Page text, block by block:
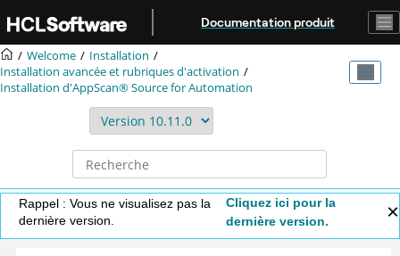
Aller au contenu principal
Documentation produit
Welcome
Installation
Installation avancée et rubriques d'activation
Installation d'AppScan® Source for Automation
Rappel : Vous ne visualisez pas la
dernière version.
Cliquez ici pour la
dernière version.